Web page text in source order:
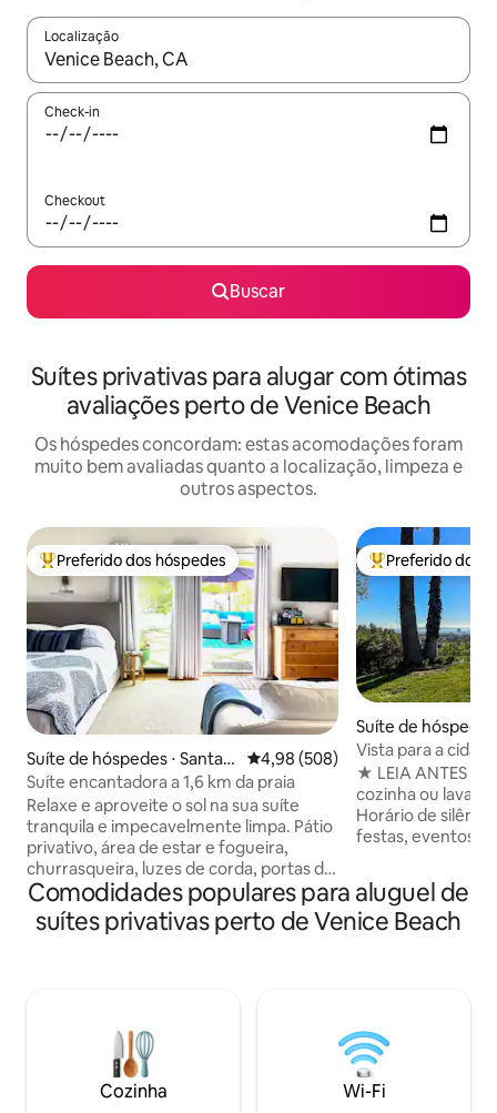
Localização
Quando os resultados estiverem disponíveis, explore-os
Check-in
Checkout
Buscar
Suítes privativas para alugar com ótimas
avaliações perto de Venice Beach
Os hóspedes concordam: estas acomodações foram
muito bem avaliadas quanto a localização, limpeza e
outros aspectos.
Entre os melhores preferidos dos hóspedes
Preferido dos hóspedes
Suíte de hóspedes ⋅ Santa
Monica
4,98 de uma avaliação média de
4,98 (508)
Suíte encantadora a 1,6 km da praia
Relaxe e aproveite o sol na sua suíte
tranquila e impecavelmente limpa. Pátio
privativo, área de estar e fogueira,
churrasqueira, luzes de corda, portas de
correr com telas para ar fresco, sistema
de ar condicionado/aquecimento.
Amplo estacionamento GRATUITO na
de SM e Venice. Cais, ida e volta são 3
milhas. O anfitrião mora na casa principal
de acordo com as leis de Santa Mônica.
Berço portátil disponível. Licença de
Entre os
Preferido dos
Suíte de
eles
Vista para a
Brentwood |
★ LEIA ANTES DE
cozinha ou
Horário de
festas, eventos
cada estadia Conheça o Teakhaus, um
refúgio de estilo
Brentwood, com
caminhadas ou a
carro da praia.
principal, mas
separado, sem
Comodidades populares para aluguel de
suítes privativas perto de Venice Beach
Cozinha Wi-Fi